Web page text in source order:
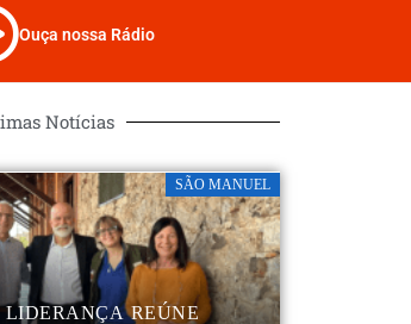
Ouça nossa Rádio
Notícias
SÃO MANUEL
LIDERANÇA REÚNE